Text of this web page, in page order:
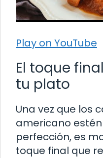
Play on YouTube
El toque
tu plato
Una vez que los
americano
perfección, es
toque final que